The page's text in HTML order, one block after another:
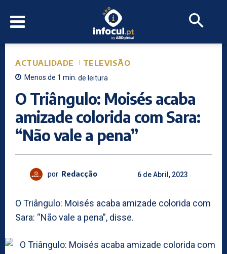
ACTUALIDADE TELEVISÃO
Menos de 1 min. de leitura
O Triângulo: Moisés acaba
amizade colorida com Sara:
“Não vale a pena”
por Redacção 6 de Abril, 2023
O Triângulo: Moisés acaba amizade colorida com
Sara: “Não vale a pena”, disse.